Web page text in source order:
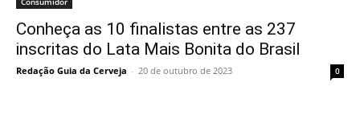
Conheça as 10 finalistas entre as 237
inscritas do Lata Mais Bonita do Brasil
Redação Guia da Cerveja - 20 de outubro de 2023 0